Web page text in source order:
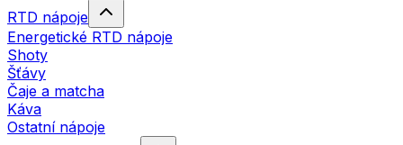
RTD nápoje
Energetické RTD nápoje
Shoty
Šťávy
Čaje a matcha
Káva
Ostatní nápoje